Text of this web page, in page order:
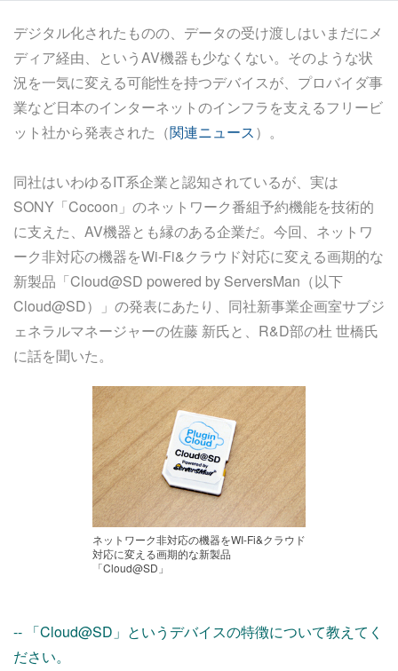
デジタル化されたものの、データの受け渡しはいまだにメ
ディア経由、というAV機器も少なくない。そのような状
況を一気に変える可能性を持つデバイスが、プロバイダ事
業など日本のインターネットのインフラを支えるフリービ
ット社から発表された（関連ニュース）。
同社はいわゆるIT系企業と認知されているが、実は
SONY「Cocoon」のネットワーク番組予約機能を技術的
に支えた、AV機器とも縁のある企業だ。今回、ネットワ
ーク非対応の機器をWi-Fi&クラウド対応に変える画期的な
新製品「Cloud@SD powered by ServersMan（以下
Cloud@SD）」の発表にあたり、同社新事業企画室サブジ
ェネラルマネージャーの佐藤 新氏と、R&D部の杜 世橋氏
に話を聞いた。
ネットワーク非対応の機器をWI-Fi&クラウド
対応に変える画期的な新製品
「Cloud@SD」
-- 「Cloud@SD」というデバイスの特徴について教えてく
ださい。